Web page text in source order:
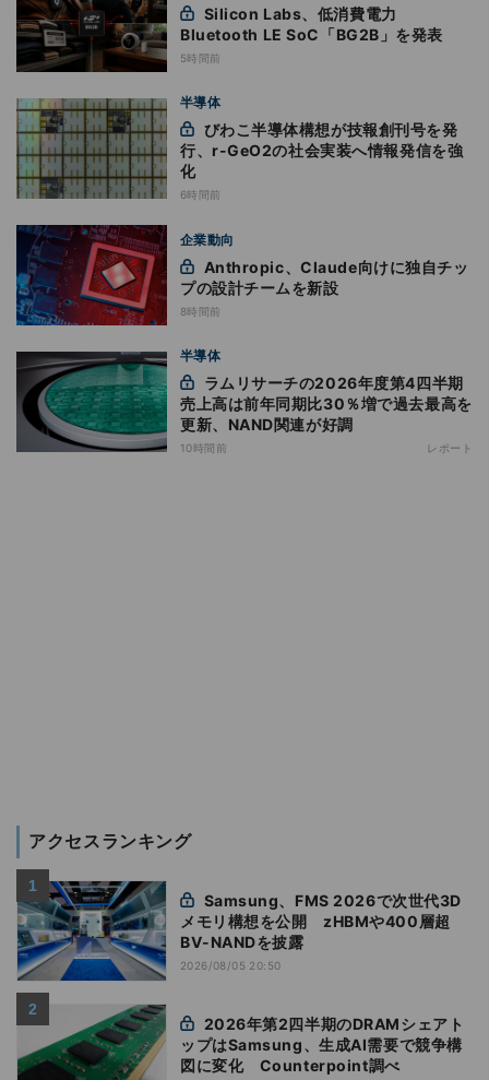
Bluetooth LE SoC「BG2B」を発表
5時間前
半導体
行、r-GeO2の社会実装へ情報発信を強
化
6時間前
企業動向
プの設計チームを新設
8時間前
半導体
売上高は前年同期比30％増で過去最高を
更新、NAND関連が好調
10時間前 レポート
アクセスランキング
メモリ構想を公開 zHBMや400層超
BV-NANDを披露
2026/08/05 20:50
ップはSamsung、生成AI需要で競争構
図に変化 Counterpoint調べ